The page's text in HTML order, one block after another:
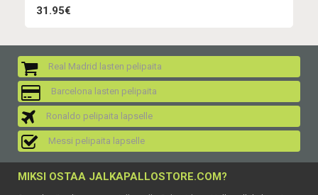
31.95€
Real Madrid lasten pelipaita
Barcelona lasten pelipaita
Ronaldo pelipaita lapselle
Messi pelipaita lapselle
MIKSI OSTAA JALKAPALLOSTORE.COM?